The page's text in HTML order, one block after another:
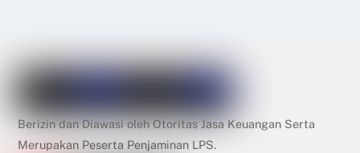
Berizin dan Diawasi oleh Otoritas Jasa Keuangan Serta
Merupakan Peserta Penjaminan LPS.